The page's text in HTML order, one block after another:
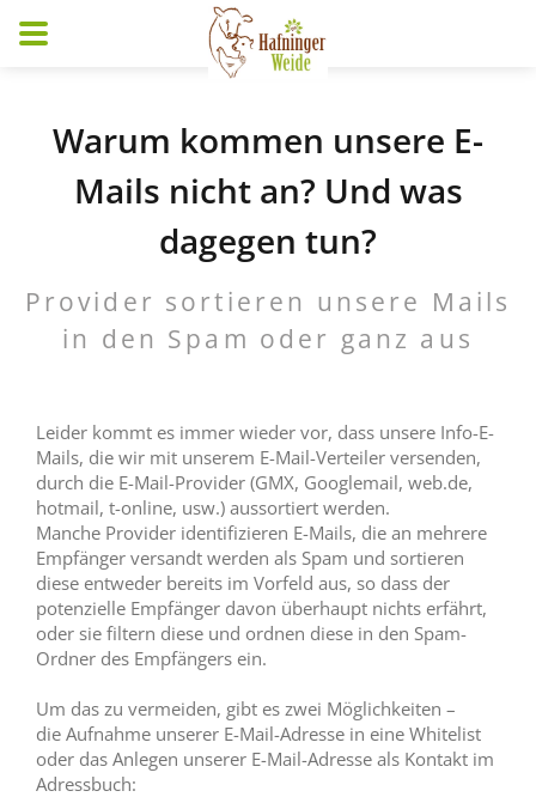
Warum kommen unsere E-
Mails nicht an? Und was
dagegen tun?
Provider sortieren unsere Mails
in den Spam oder ganz aus
Leider kommt es immer wieder vor, dass unsere Info-E-
Mails, die wir mit unserem E-Mail-Verteiler versenden,
durch die E-Mail-Provider (GMX, Googlemail, web.de,
hotmail, t-online, usw.) aussortiert werden.
Manche Provider identifizieren E-Mails, die an mehrere
Empfänger versandt werden als Spam und sortieren
diese entweder bereits im Vorfeld aus, so dass der
potenzielle Empfänger davon überhaupt nichts erfährt,
oder sie filtern diese und ordnen diese in den Spam-
Ordner des Empfängers ein.
Um das zu vermeiden, gibt es zwei Möglichkeiten –
die Aufnahme unserer E-Mail-Adresse in eine Whitelist
oder das Anlegen unserer E-Mail-Adresse als Kontakt im
Adressbuch: